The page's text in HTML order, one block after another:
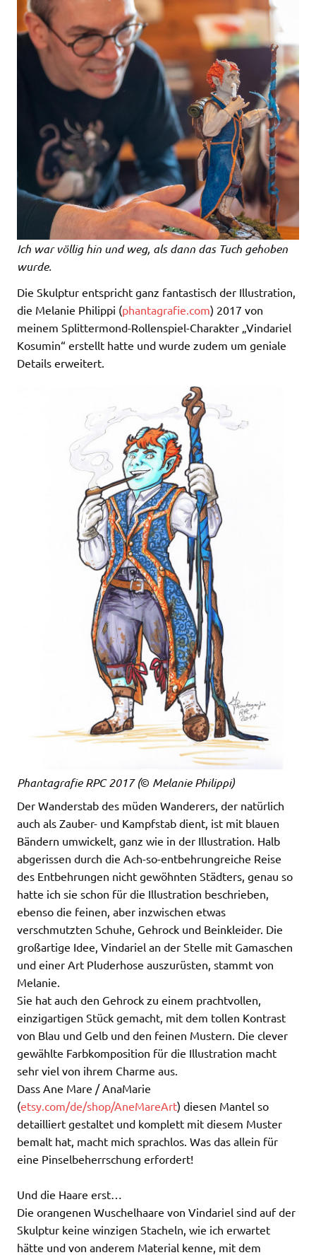
Ich war völlig hin und weg, als dann das Tuch gehoben
wurde.
Die Skulptur entspricht ganz fantastisch der Illustration,
die Melanie Philippi (phantagrafie.com) 2017 von
meinem Splittermond-Rollenspiel-Charakter „Vindariel
Kosumin“ erstellt hatte und wurde zudem um geniale
Details erweitert.
Phantagrafie RPC 2017 (© Melanie Philippi)
Der Wanderstab des müden Wanderers, der natürlich
auch als Zauber- und Kampfstab dient, ist mit blauen
Bändern umwickelt, ganz wie in der Illustration. Halb
abgerissen durch die Ach-so-entbehrungreiche Reise
des Entbehrungen nicht gewöhnten Städters, genau so
hatte ich sie schon für die Illustration beschrieben,
ebenso die feinen, aber inzwischen etwas
verschmutzten Schuhe, Gehrock und Beinkleider. Die
großartige Idee, Vindariel an der Stelle mit Gamaschen
und einer Art Pluderhose auszurüsten, stammt von
Melanie.
Sie hat auch den Gehrock zu einem prachtvollen,
einzigartigen Stück gemacht, mit dem tollen Kontrast
von Blau und Gelb und den feinen Mustern. Die clever
gewählte Farbkomposition für die Illustration macht
sehr viel von ihrem Charme aus.
Dass Ane Mare / AnaMarie
(etsy.com/de/shop/AneMareArt) diesen Mantel so
detailliert gestaltet und komplett mit diesem Muster
bemalt hat, macht mich sprachlos. Was das allein für
eine Pinselbeherrschung erfordert!
Und die Haare erst…
Die orangenen Wuschelhaare von Vindariel sind auf der
Skulptur keine winzigen Stacheln, wie ich erwartet
hätte und von anderem Material kenne, mit dem